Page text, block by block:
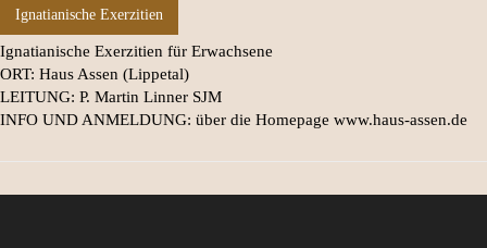
Ignatianische Exerzitien
Ignatianische Exerzitien für Erwachsene
ORT: Haus Assen (Lippetal)
LEITUNG: P. Martin Linner SJM
INFO UND ANMELDUNG: über die Homepage www.haus-assen.de